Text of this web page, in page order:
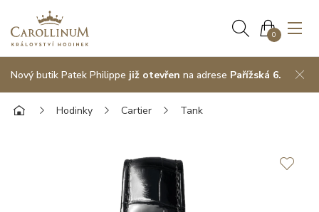
0
Nový butik Patek Philippe již otevřen na adrese Pařížská 6.
Hodinky Cartier Tank